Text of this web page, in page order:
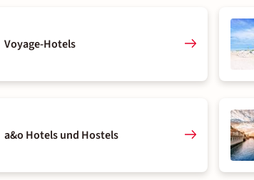
Voyage-Hotels
a&o Hotels und Hostels